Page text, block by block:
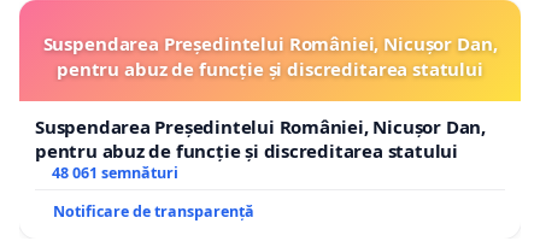
Suspendarea Președintelui României, Nicușor Dan,
pentru abuz de funcție și discreditarea statului
Suspendarea Președintelui României, Nicușor Dan,
pentru abuz de funcție și discreditarea statului
48 061 semnături
Notificare de transparență